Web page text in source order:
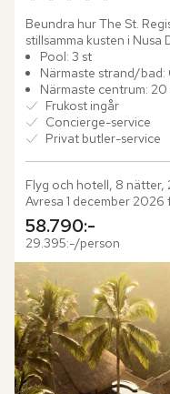
Beundra hur The St.
stillsamma kusten i
Indiska oceanens
Pool: 3 st
Närmaste strand/bad:
Närmaste centrum: 20
Frukost ingår
Concierge-service
Privat butler-service
Flyg och hotell, 8 nätter,
Avresa 1 december
58.790:-
29.395:-/person